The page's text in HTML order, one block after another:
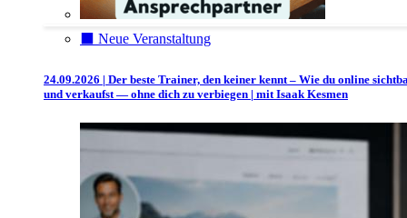
⬛️ Neue Veranstaltung
24.09.2026 | Der beste Trainer, den keiner kennt – Wie du online
und verkaufst — ohne dich zu verbiegen | mit Isaak Kesmen